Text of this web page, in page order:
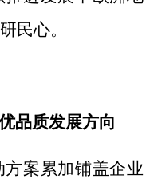
民心。
品质发展方向
案累加铺盖企业